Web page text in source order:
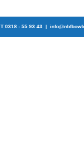
0318 - 55 93 43 |